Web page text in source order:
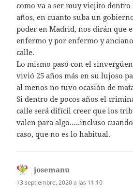
como va a ser muy viejito dentro
años, en cuanto suba un
poder en Madrid, nos dirán que
enfermo y por enfermo y
calle.
Lo mismo pasó con el
vivió 25 años más en su lujoso
al menos no tuvo ocasión de
Si dentro de pocos años el
calle será difícil creer que los
valen para algo…..incluso
caso, que no es lo habitual.
josemanu
13 septiembre, 2020 a las 11:10